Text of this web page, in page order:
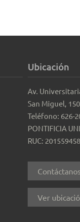
Ubicación
Av.
San Miguel,
Teléfono: 626-
PONTIFICIA
RUC:
Ver